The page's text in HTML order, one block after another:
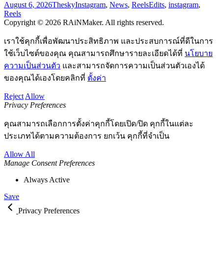
August 6, 2026TheskyInstagram, News, ReelsEdits, instagram,
Reels
Copyright © 2026 RAiNMaker. All rights reserved.
เราใช้คุกกี้เพื่อพัฒนาประสิทธิภาพ และประสบการณ์ที่ดีในการ
ใช้เว็บไซต์ของคุณ คุณสามารถศึกษารายละเอียดได้ที่ นโยบาย
ความเป็นส่วนตัว และสามารถจัดการความเป็นส่วนตัวเองได้
ของคุณได้เองโดยคลิกที่ ตั้งค่า
Reject Allow
Privacy Preferences
คุณสามารถเลือกการตั้งค่าคุกกี้โดยเปิด/ปิด คุกกี้ในแต่ละ
ประเภทได้ตามความต้องการ ยกเว้น คุกกี้ที่จำเป็น
Allow All
Manage Consent Preferences
Always Active
Save
Privacy Preferences